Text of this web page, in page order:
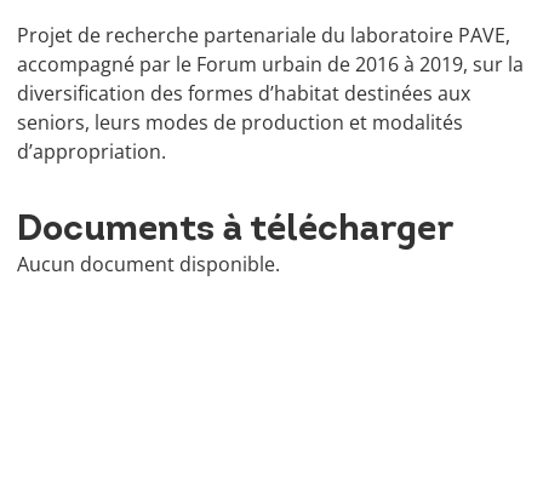
Projet de recherche partenariale du laboratoire PAVE,
accompagné par le Forum urbain de 2016 à 2019, sur la
diversification des formes d’habitat destinées aux
seniors, leurs modes de production et modalités
d’appropriation.
Documents à télécharger
Aucun document disponible.